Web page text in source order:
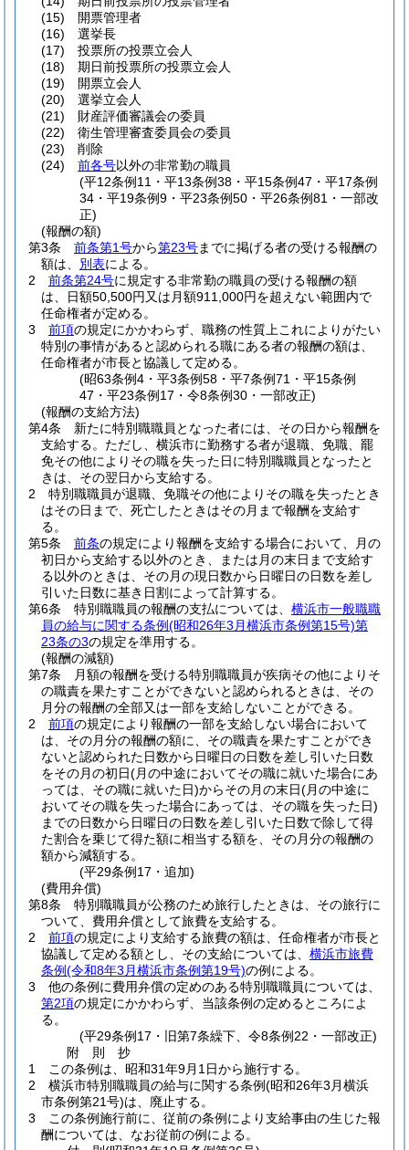
(15)
開票管理者
(16)
選挙長
(17)
投票所の投票立会人
(18)
期日前投票所の投票立会人
(19)
開票立会人
(20)
選挙立会人
(21)
財産評価審議会の委員
(22)
衛生管理審査委員会の委員
(23)
削除
(24)
前各号以外の非常勤の職員
(平12条例11・平13条例38・平15条例47・平17条例
34・平19条例9・平23条例50・平26条例81・一部改
正)
(報酬の額)
第3条
前条第1号から第23号までに掲げる者の受ける報酬の
額は、 別表による。
2
前条第24号に規定する非常勤の職員の受ける報酬の額
は、日額50,500円又は月額911,000円を超えない範囲内で
任命権者が定める。
3
前項の規定にかかわらず、職務の性質上これによりがたい
特別の事情があると認められる職にある者の報酬の額は、
任命権者が市長と協議して定める。
(昭63条例4・平3条例58・平7条例71・平15条例
47・平23条例17・令8条例30・一部改正)
(報酬の支給方法)
第4条
新たに特別職職員となった者には、その日から報酬を
支給する。 ただし、横浜市に勤務する者が退職、免職、罷
免その他によりその職を失った日に特別職職員となったと
きは、その翌日から支給する。
2
特別職職員が退職、免職その他によりその職を失ったとき
はその日まで、死亡したときはその月まで報酬を支給す
る。
第5条
前条の規定により報酬を支給する場合において、月の
初日から支給する以外のとき、または月の末日まで支給す
る以外のときは、その月の現日数から日曜日の日数を差し
引いた日数に基き日割によって計算する。
第6条
特別職職員の報酬の支払については、 横浜市一般職職
員の給与に関する条例(昭和26年3月横浜市条例第15号)第
23条の3の規定を準用する。
(報酬の減額)
第7条
月額の報酬を受ける特別職職員が疾病その他によりそ
の職責を果たすことができないと認められるときは、その
月分の報酬の全部又は一部を支給しないことができる。
2
前項の規定により報酬の一部を支給しない場合において
は、その月分の報酬の額に、その職責を果たすことができ
ないと認められた日数から日曜日の日数を差し引いた日数
をその月の初日(月の中途においてその職に就いた場合にあ
っては、その職に就いた日)からその月の末日(月の中途に
おいてその職を失った場合にあっては、その職を失った日)
までの日数から日曜日の日数を差し引いた日数で除して得
た割合を乗じて得た額に相当する額を、その月分の報酬の
額から減額する。
(平29条例17・追加)
(費用弁償)
第8条
特別職職員が公務のため旅行したときは、その旅行に
ついて、費用弁償として旅費を支給する。
2
前項の規定により支給する旅費の額は、任命権者が市長と
協議して定める額とし、その支給については、 横浜市旅費
条例(令和8年3月横浜市条例第19号)の例による。
3
他の条例に費用弁償の定めのある特別職職員については、
第2項の規定にかかわらず、当該条例の定めるところによ
る。
(平29条例17・旧第7条繰下、令8条例22・一部改正)
附 則
抄
1
この条例は、昭和31年9月1日から施行する。
2
横浜市特別職職員の給与に関する条例(昭和26年3月横浜
市条例第21号)は、廃止する。
3
この条例施行前に、従前の条例により支給事由の生じた報
酬については、なお従前の例による。